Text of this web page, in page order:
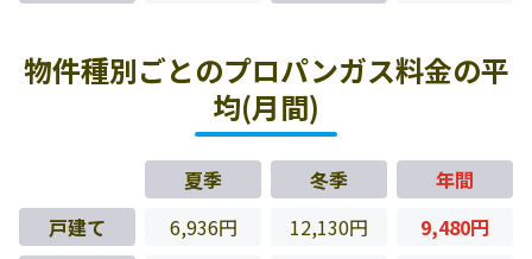
物件種別ごとのプロパンガス料金の平
均(月間)
夏季 冬季
年間
戸建て
6,936円 12,130円
9,480円